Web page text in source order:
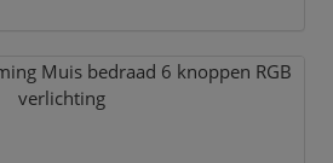
Muis bedraad 6 knoppen RGB
verlichting